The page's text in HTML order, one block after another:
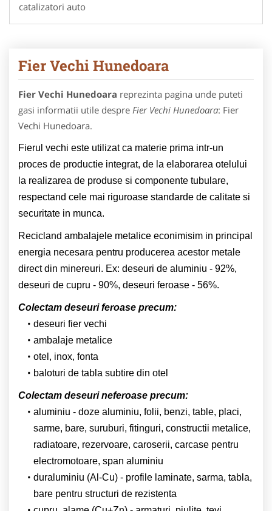
catalizatori auto
Fier Vechi Hunedoara
Fier Vechi Hunedoara reprezinta pagina unde puteti
gasi informatii utile despre Fier Vechi Hunedoara: Fier
Vechi Hunedoara.
Fierul vechi este utilizat ca materie prima intr-un
proces de productie integrat, de la elaborarea otelului
la realizarea de produse si componente tubulare,
respectand cele mai riguroase standarde de calitate si
securitate in munca.
Recicland ambalajele metalice econimisim in principal
energia necesara pentru producerea acestor metale
direct din minereuri. Ex: deseuri de aluminiu - 92%,
deseuri de cupru - 90%, deseuri feroase - 56%.
Colectam deseuri feroase precum:
deseuri fier vechi
ambalaje metalice
otel, inox, fonta
baloturi de tabla subtire din otel
Colectam deseuri neferoase precum:
aluminiu - doze aluminiu, folii, benzi, table, placi,
sarme, bare, suruburi, fitinguri, constructii metalice,
radiatoare, rezervoare, caroserii, carcase pentru
electromotoare, span aluminiu
duraluminiu (Al-Cu) - profile laminate, sarma, tabla,
bare pentru structuri de rezistenta